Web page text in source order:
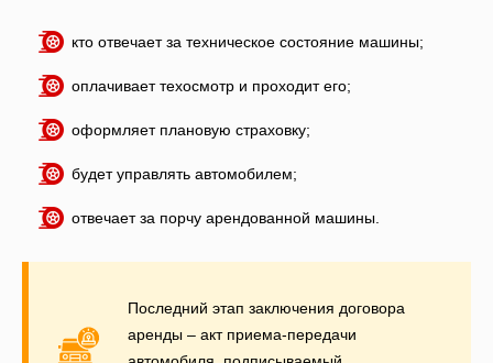
кто отвечает за техническое состояние машины;
оплачивает техосмотр и проходит его;
оформляет плановую страховку;
будет управлять автомобилем;
отвечает за порчу арендованной машины.
Последний этап заключения договора
аренды – акт приема-передачи